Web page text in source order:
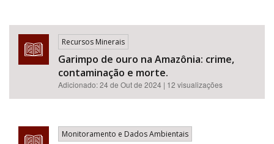
Recursos Minerais
Garimpo de ouro na Amazônia: crime,
contaminação e morte.
Adicionado:24 de Out de 2024 | 12 visualizações
Monitoramento e Dados Ambientais